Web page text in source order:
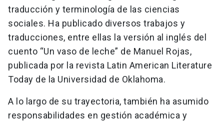
traducción y terminología de las ciencias
sociales. Ha publicado diversos trabajos y
traducciones, entre ellas la versión al inglés del
cuento “Un vaso de leche” de Manuel Rojas,
publicada por la revista Latin American Literature
Today de la Universidad de Oklahoma.
A lo largo de su trayectoria, también ha asumido
responsabilidades en gestión académica y